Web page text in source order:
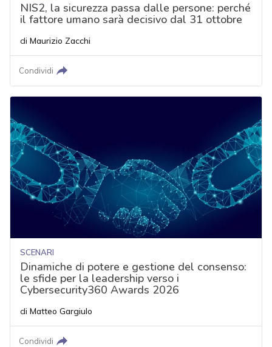
NIS2, la sicurezza passa dalle persone: perché
il fattore umano sarà decisivo dal 31 ottobre
di Maurizio Zacchi
Condividi
SCENARI
Dinamiche di potere e gestione del consenso:
le sfide per la leadership verso i
Cybersecurity360 Awards 2026
di Matteo Gargiulo
Condividi